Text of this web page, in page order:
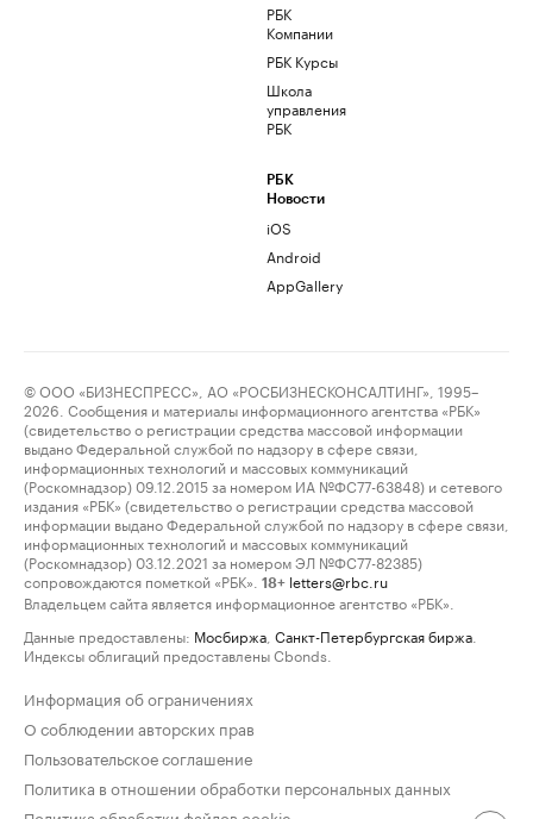
РБК
Компании
РБК Курсы
Школа
управления
РБК
РБК
Новости
iOS
Android
AppGallery
© ООО «БИЗНЕСПРЕСС», АО «РОСБИЗНЕСКОНСАЛТИНГ», 1995–
2026. Сообщения и материалы информационного агентства «РБК»
(свидетельство о регистрации средства массовой информации
выдано Федеральной службой по надзору в сфере связи,
информационных технологий и массовых коммуникаций
(Роскомнадзор) 09.12.2015 за номером ИА №ФС77-63848) и сетевого
издания «РБК» (свидетельство о регистрации средства массовой
информации выдано Федеральной службой по надзору в сфере связи,
информационных технологий и массовых коммуникаций
(Роскомнадзор) 03.12.2021 за номером ЭЛ №ФС77-82385)
сопровождаются пометкой «РБК».
18+ letters@rbc.ru
Владельцем сайта является информационное агентство «РБК».
Данные предоставлены: Мосбиржа Санкт-Петербургская биржа
Индексы облигаций предоставлены Cbonds.
Информация об ограничениях
О соблюдении авторских прав
Пользовательское соглашение
Политика в отношении обработки персональных данных